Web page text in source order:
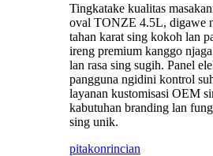
Tingkatake kualitas
oval TONZE 4.5L, digawe
tahan karat sing kokoh lan
ireng premium kanggo
lan rasa sing sugih. Panel
pangguna ngidini kontrol
layanan kustomisasi OEM
kabutuhan branding lan
sing unik.
pitakonrincian